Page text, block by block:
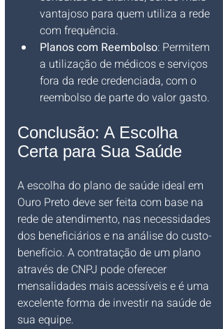
vantajoso para quem utiliza a rede
com frequência.
Planos com Reembolso: Permitem
a utilização de médicos e serviços
fora da rede credenciada, com o
reembolso de parte do valor gasto.
Conclusão: A Escolha
Certa para Sua Saúde
A escolha do plano de saúde ideal em
Ouro Preto deve ser feita com base na
rede de atendimento, nas necessidades
dos beneficiários e na análise do custo-
benefício. A contratação de um plano
através de CNPJ pode oferecer
mensalidades mais acessíveis e é uma
excelente forma de investir na saúde de
sua equipe.